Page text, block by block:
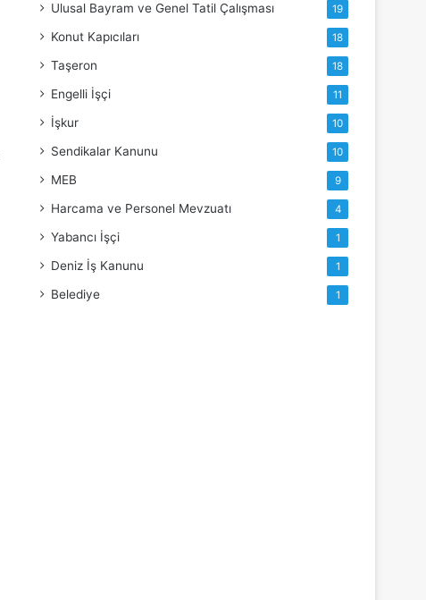
Ulusal Bayram ve Genel Tatil Çalışması 19
Konut Kapıcıları 18
Taşeron 18
Engelli İşçi 11
İşkur 10
Sendikalar Kanunu 10
MEB 9
Harcama ve Personel Mevzuatı 4
Yabancı İşçi 1
Deniz İş Kanunu 1
Belediye 1